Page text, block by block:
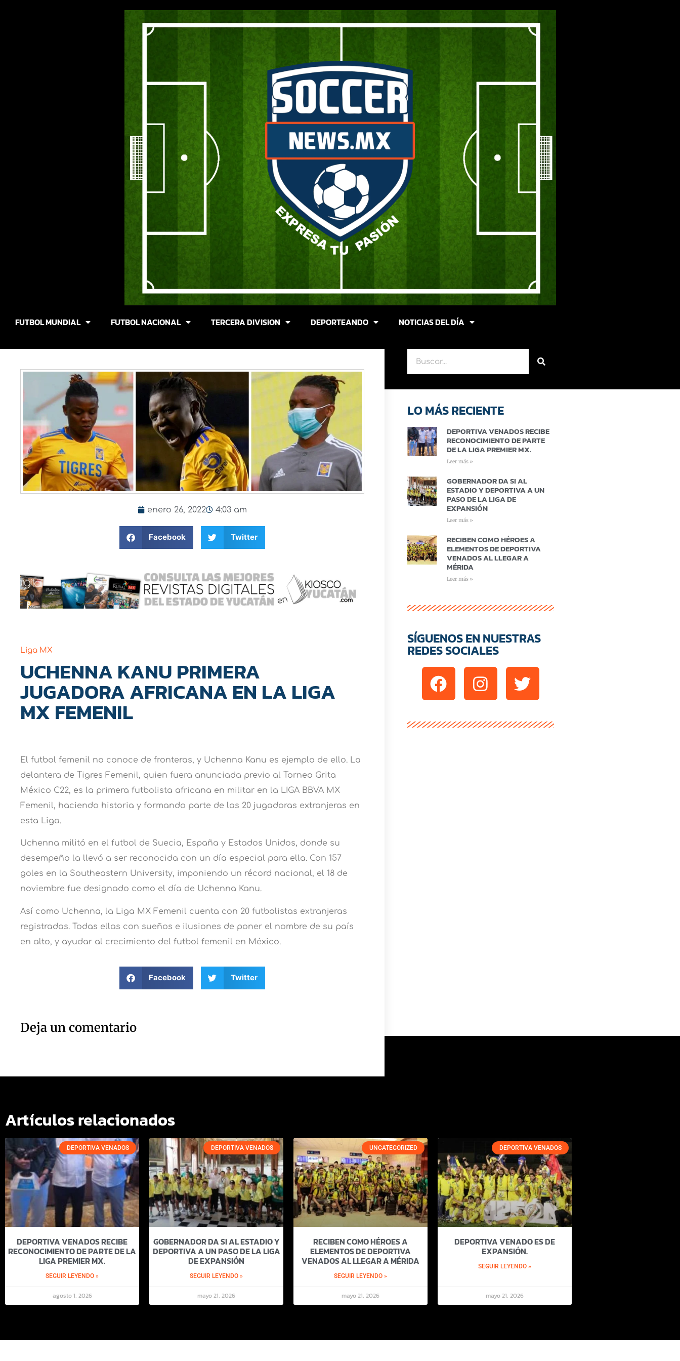
FUTBOL MUNDIAL FUTBOL NACIONAL TERCERA DIVISION DEPORTEANDO NOTICIAS DEL DÍA
enero 26, 2022 4:03 am
Facebook Twitter
Liga MX
UCHENNA KANU PRIMERA
JUGADORA AFRICANA EN LA LIGA
MX FEMENIL
El futbol femenil no conoce de fronteras, y Uchenna Kanu es ejemplo de ello. La
delantera de Tigres Femenil, quien fuera anunciada previo al Torneo Grita
México C22, es la primera futbolista africana en militar en la LIGA BBVA MX
Femenil, haciendo historia y formando parte de las 20 jugadoras extranjeras en
esta Liga.
Uchenna militó en el futbol de Suecia, España y Estados Unidos, donde su
desempeño la llevó a ser reconocida con un día especial para ella. Con 157
goles en la Southeastern University, imponiendo un récord nacional, el 18 de
noviembre fue designado como el día de Uchenna Kanu.
Así como Uchenna, la Liga MX Femenil cuenta con 20 futbolistas extranjeras
registradas. Todas ellas con sueños e ilusiones de poner el nombre de su país
en alto, y ayudar al crecimiento del futbol femenil en México.
Facebook Twitter
Deja un comentario
LO MÁS RECIENTE
DEPORTIVA VENADOS RECIBE
RECONOCIMIENTO DE PARTE
DE LA LIGA PREMIER MX.
Leer más »
GOBERNADOR DA SI AL
ESTADIO Y DEPORTIVA A UN
PASO DE LA LIGA DE
EXPANSIÓN
Leer más »
RECIBEN COMO HÉROES A
ELEMENTOS DE DEPORTIVA
VENADOS AL LLEGAR A
MÉRIDA
Leer más »
SÍGUENOS EN NUESTRAS
REDES SOCIALES
Artículos relacionados
DEPORTIVA VENADOS
DEPORTIVA VENADOS RECIBE
RECONOCIMIENTO DE PARTE DE LA
LIGA PREMIER MX.
SEGUIR LEYENDO »
agosto 1, 2026
DEPORTIVA VENADOS
GOBERNADOR DA SI AL ESTADIO Y
DEPORTIVA A UN PASO DE LA LIGA
DE EXPANSIÓN
SEGUIR LEYENDO »
mayo 21, 2026
UNCATEGORIZED
RECIBEN COMO HÉROES A
ELEMENTOS DE DEPORTIVA
VENADOS AL LLEGAR A MÉRIDA
SEGUIR LEYENDO »
mayo 21, 2026
DEPORTIVA VENADOS
DEPORTIVA VENADO ES DE
EXPANSIÓN.
SEGUIR LEYENDO »
mayo 21, 2026